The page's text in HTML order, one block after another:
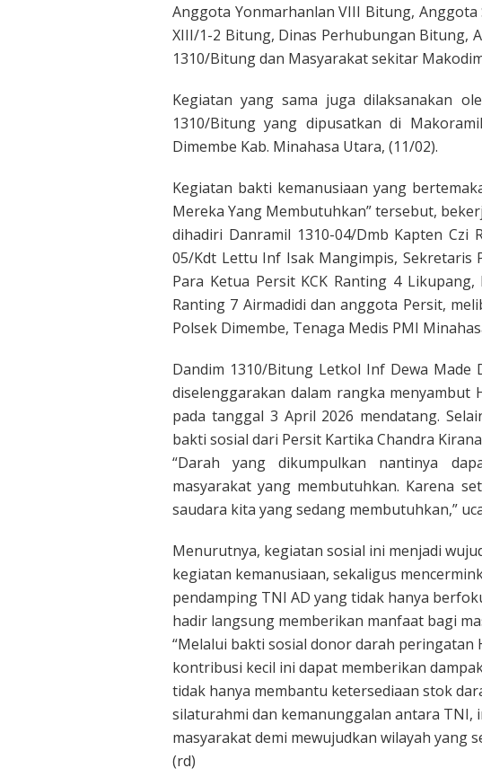
Anggota Yonmarhanlan VIII Bitung,
XIII/1-2 Bitung, Dinas Perhubungan Bitung,
1310/Bitung dan Masyarakat sekitar
Kegiatan yang sama juga dilaksanakan
1310/Bitung yang dipusatkan di
Dimembe Kab. Minahasa Utara, (11/02).
Kegiatan bakti kemanusiaan yang
Mereka Yang Membutuhkan” tersebut,
dihadiri Danramil 1310-04/Dmb Kapten Czi
05/Kdt Lettu Inf Isak Mangimpis, Sekretaris
Para Ketua Persit KCK Ranting 4
Ranting 7 Airmadidi dan anggota Persit,
Polsek Dimembe, Tenaga Medis PMI
Dandim 1310/Bitung Letkol Inf Dewa Made
diselenggarakan dalam rangka menyambut
pada tanggal 3 April 2026 mendatang.
bakti sosial dari Persit Kartika Chandra
“Darah yang dikumpulkan nantinya
masyarakat yang membutuhkan. Karena
saudara kita yang sedang membutuhkan,”
Menurutnya, kegiatan sosial ini menjadi
kegiatan kemanusiaan, sekaligus
pendamping TNI AD yang tidak hanya
hadir langsung memberikan manfaat bagi
“Melalui bakti sosial donor darah peringatan
kontribusi kecil ini dapat memberikan
tidak hanya membantu ketersediaan stok
silaturahmi dan kemanunggalan antara TNI,
masyarakat demi mewujudkan wilayah yang
(rd)